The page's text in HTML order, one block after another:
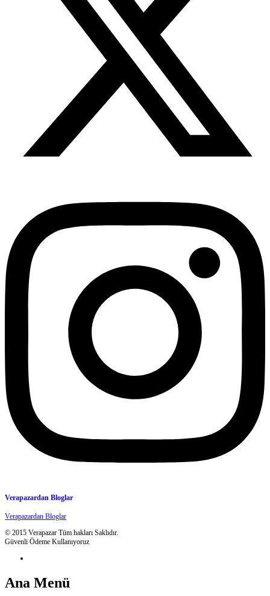
Verapazardan Bloglar
Verapazardan Bloglar
© 2015 Verapazar Tüm hakları Saklıdır.
Güvenli Ödeme Kullanıyoruz
Ana Menü